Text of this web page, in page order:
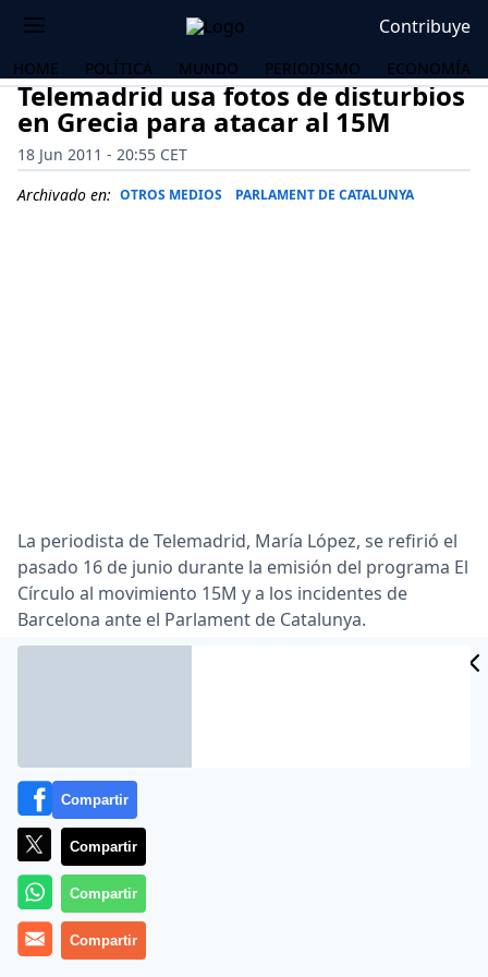
Contribuye
HOME POLÍTICA MUNDO PERIODISMO ECONOMÍA
Telemadrid usa fotos de disturbios
en Grecia para atacar al 15M
18 Jun 2011 - 20:55 CET
Archivado en: OTROS MEDIOS PARLAMENT DE CATALUNYA
La periodista de Telemadrid, María López, se refirió el
pasado 16 de junio durante la emisión del programa El
Círculo al movimiento 15M y a los incidentes de
Barcelona ante el Parlament de Catalunya.
MÁS EN OTROS MEDIOS
Compartir
Compartir
Compartir
Compartir